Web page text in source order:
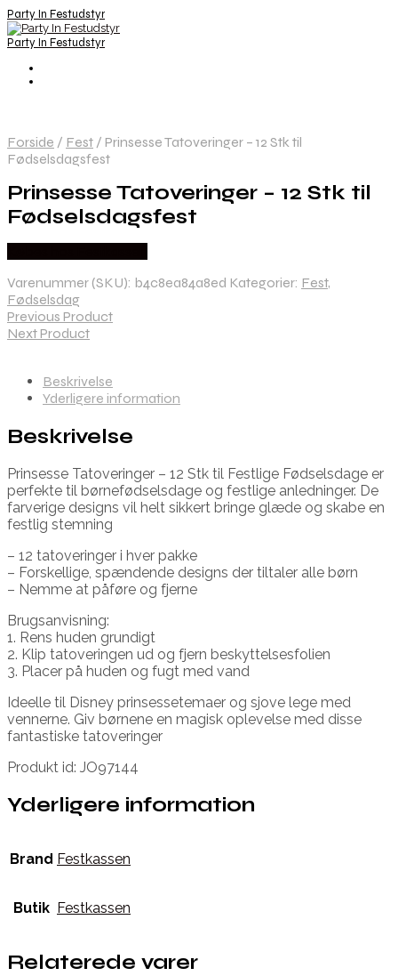
Party In Festudstyr
Party In Festudstyr
Forside / Fest / Prinsesse Tatoveringer – 12 Stk til
Fødselsdagsfest
Prinsesse Tatoveringer – 12 Stk til
Fødselsdagsfest
Varenummer (SKU): b4c8ea84a8ed Kategorier: Fest,
Fødselsdag
Previous Product
Next Product
Beskrivelse
Yderligere information
Beskrivelse
Prinsesse Tatoveringer – 12 Stk til Festlige Fødselsdage er
perfekte til børnefødselsdage og festlige anledninger. De
farverige designs vil helt sikkert bringe glæde og skabe en
festlig stemning
– 12 tatoveringer i hver pakke
– Forskellige, spændende designs der tiltaler alle børn
– Nemme at påføre og fjerne
Brugsanvisning:
1. Rens huden grundigt
2. Klip tatoveringen ud og fjern beskyttelsesfolien
3. Placer på huden og fugt med vand
Ideelle til Disney prinsessetemaer og sjove lege med
vennerne. Giv børnene en magisk oplevelse med disse
fantastiske tatoveringer
Produkt id: JO97144
Yderligere information
Brand Festkassen
Butik Festkassen
Relaterede varer